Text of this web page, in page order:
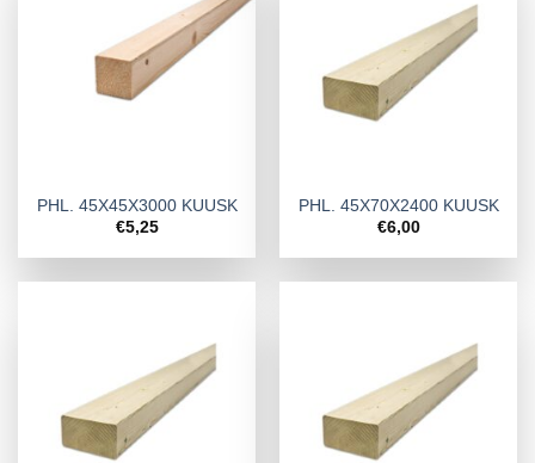
PHL. 45X45X3000 KUUSK
€5,25
PHL. 45X70X2400 KUUSK
€6,00